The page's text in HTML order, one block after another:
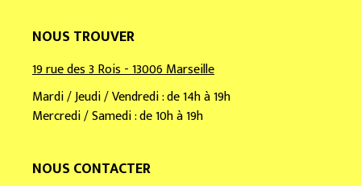
NOUS TROUVER
19 rue des 3 Rois - 13006 Marseille
Mardi / Jeudi / Vendredi : de 14h à 19h
Mercredi / Samedi : de 10h à 19h
NOUS CONTACTER